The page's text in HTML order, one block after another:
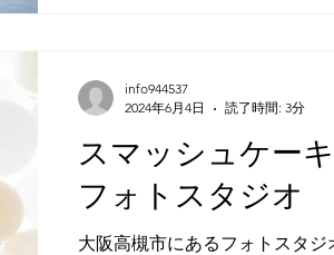
スマッシュケー
フォトスタジオ
大阪高槻市にあるフォトスタ
info944537
2024年6月4日
読了時間: 3分